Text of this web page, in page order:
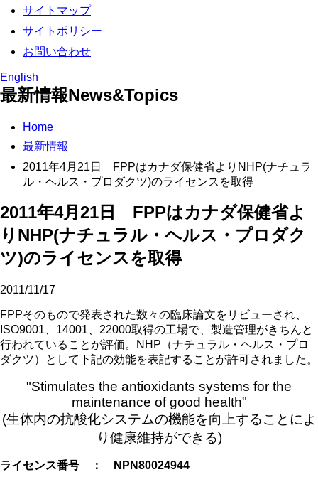
サイトマップ
サイトポリシー
お問い合わせ
English
最新情報News&Topics
Home
最新情報
2011年4月21日 FPPはカナダ保健省よりNHP(ナチュラ
ル・ヘルス・プロダクツ)のライセンスを取得
2011年4月21日 FPPはカナダ保健省よ
りNHP(ナチュラル・ヘルス・プロダク
ツ)のライセンスを取得
2011/11/17
FPPそのもので発表された数々の臨床論文をリビューされ、
ISO9001、14001、22000取得の工場で、製造管理がきちんと
行われていることが評価。NHP（ナチュラル・ヘルス・プロ
ダクツ）として下記の効能を表記することが許可されました。
"Stimulates the antioxidants systems for the
maintenance of good health"
(生体内の抗酸化システムの機能を向上することによ
り健康維持ができる)
ライセンス番号 ： NPN80024944